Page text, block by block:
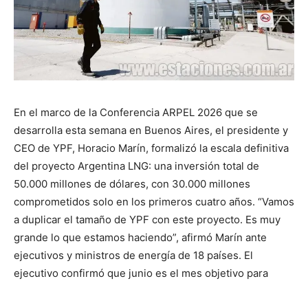
En el marco de la Conferencia ARPEL 2026 que se
desarrolla esta semana en Buenos Aires, el presidente y
CEO de YPF, Horacio Marín, formalizó la escala definitiva
del proyecto Argentina LNG: una inversión total de
50.000 millones de dólares, con 30.000 millones
comprometidos solo en los primeros cuatro años. “Vamos
a duplicar el tamaño de YPF con este proyecto. Es muy
grande lo que estamos haciendo”, afirmó Marín ante
ejecutivos y ministros de energía de 18 países. El
ejecutivo confirmó que junio es el mes objetivo para